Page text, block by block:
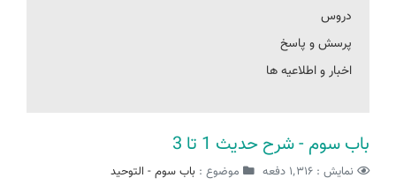
دروس
پرسش و پاسخ
اخبار و اطلاعیه ها
باب سوم - شرح حدیث 1 تا 3
نمایش : ۱٬۳۱۶ دفعه موضوع : باب سوم - التوحید